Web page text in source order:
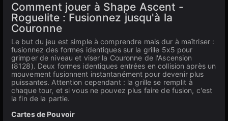
Comment jouer à Shape Ascent -
Roguelite : Fusionnez jusqu'à la
Couronne
Le but du jeu est simple à comprendre mais dur à maîtriser :
fusionnez des formes identiques sur la grille 5x5 pour
grimper de niveau et viser la Couronne de l'Ascension
(8128). Deux formes identiques entrées en collision après un
mouvement fusionnent instantanément pour devenir plus
puissantes. Attention cependant : la grille se remplit à
chaque tour, et si vous ne pouvez plus faire de fusion, c'est
la fin de la partie.
Cartes de Pouvoir